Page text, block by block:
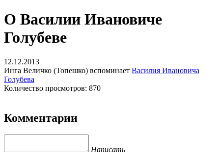
О Василии Ивановиче
Голубеве
12.12.2013
Инга Величко (Топешко) вспоминает Василия Ивановича
Голубева
Количество просмотров: 870
Комментарии
Написать